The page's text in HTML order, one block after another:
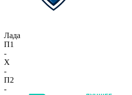
Лада
П1
-
X
-
П2
-